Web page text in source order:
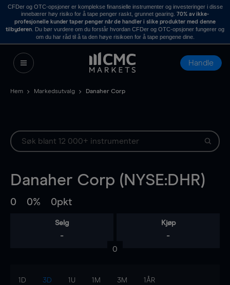
CFDer og OTC-opsjoner er komplekse finansielle instrumenter og investeringer i disse
innebærer høy risiko for å tape penger raskt, grunnet gearing. 70% av ikke-
profesjonelle kunder taper penger når de handler i slike produkter med denne
tilbyderen . Du bør vurdere om du forstår hvordan CFDer og OTC-opsjoner fungerer og
om du har råd til å ta den høye risikoen for å tape pengene dine.
Handle
Hem Markedsutvalg Danaher Corp
Danaher Corp (NYSE:DHR)
0 0% 0pkt
Selg
-
Kjøp
-
0
1D 3D 1U 1M 3M 1ÅR